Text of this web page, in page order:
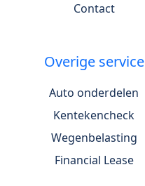
Contact
Overige service
Auto onderdelen
Kentekencheck
Wegenbelasting
Financial Lease